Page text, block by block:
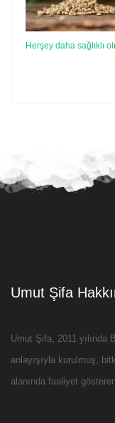
Herşey daha sağlıklı
Umut Şifa
Umut Şifa, 2011 yılında
anlayışıyla kurulmuş,
alanında faaliyet